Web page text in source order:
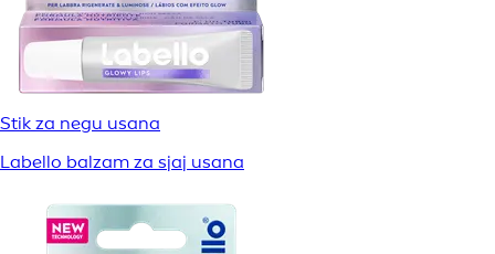
Stik za negu usana
Labello balzam za sjaj usana